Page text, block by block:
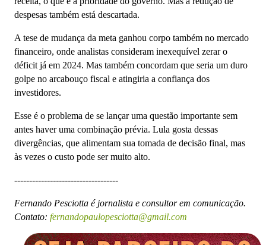
despesas também está descartada.
A tese de mudança da meta ganhou corpo também no mercado
financeiro, onde analistas consideram inexequível zerar o
déficit já em 2024. Mas também concordam que seria um duro
golpe no arcabouço fiscal e atingiria a confiança dos
investidores.
Esse é o problema de se lançar uma questão importante sem
antes haver uma combinação prévia. Lula gosta dessas
divergências, que alimentam sua tomada de decisão final, mas
às vezes o custo pode ser muito alto.
-----------------------------------
Fernando Pesciotta é jornalista e consultor em comunicação.
Contato: fernandopaulopesciotta@gmail.com